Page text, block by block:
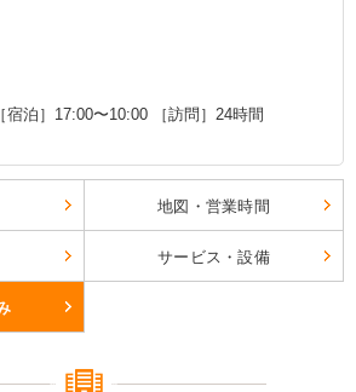
宿泊］17:00〜10:00 ［訪問］24時間
地図・営業時間
サービス・設備